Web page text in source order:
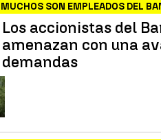
MUCHOS SON EMPLEADOS DEL
Los accionistas del
amenazan con una
demandas